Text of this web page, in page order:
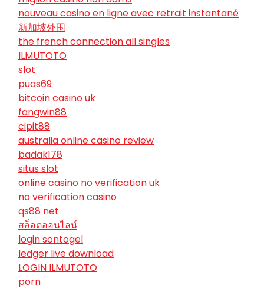
nouveau casino en ligne avec retrait instantané
新加坡外围
the french connection all singles
ILMUTOTO
slot
puas69
bitcoin casino uk
fangwin88
cipit88
australia online casino review
badak178
situs slot
online casino no verification uk
no verification casino
qs88 net
สล็อตออนไลน์
login sontogel
ledger live download
LOGIN ILMUTOTO
porn